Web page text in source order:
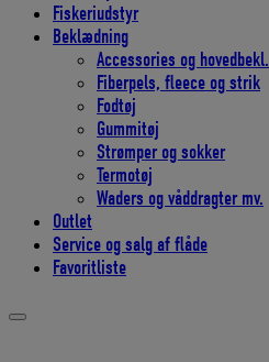
Fiskeriudstyr
Beklædning
Accessories og hovedbekl.
Fiberpels, fleece og strik
Fodtøj
Gummitøj
Strømper og sokker
Termotøj
Waders og våddragter mv.
Outlet
Service og salg af flåde
Favoritliste